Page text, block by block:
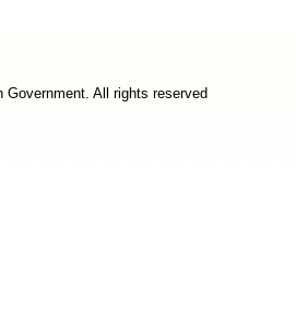
All rights reserved